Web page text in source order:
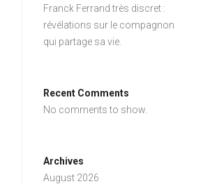
Franck Ferrand très discret :
révélations sur le compagnon
qui partage sa vie.
Recent Comments
No comments to show.
Archives
August 2026